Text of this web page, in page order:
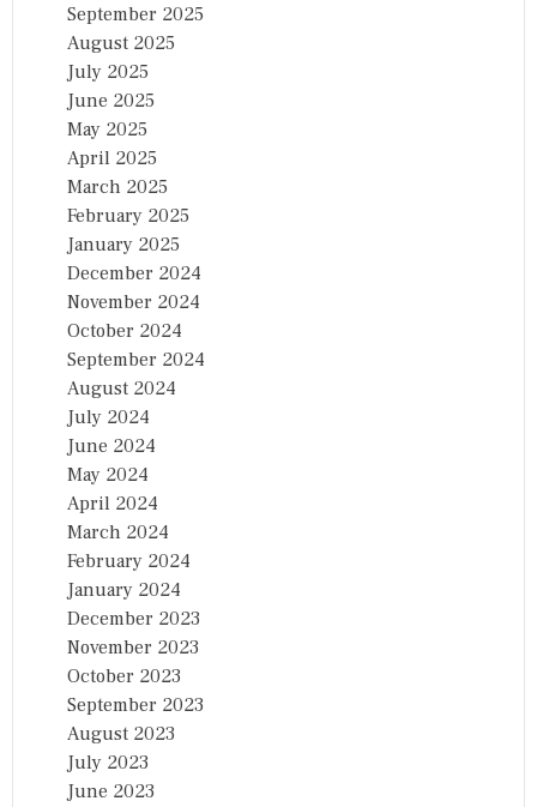
September 2025
August 2025
July 2025
June 2025
May 2025
April 2025
March 2025
February 2025
January 2025
December 2024
November 2024
October 2024
September 2024
August 2024
July 2024
June 2024
May 2024
April 2024
March 2024
February 2024
January 2024
December 2023
November 2023
October 2023
September 2023
August 2023
July 2023
June 2023